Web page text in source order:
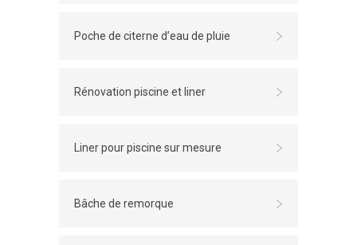
Poche de citerne d’eau de pluie
Rénovation piscine et liner
Liner pour piscine sur mesure
Bâche de remorque